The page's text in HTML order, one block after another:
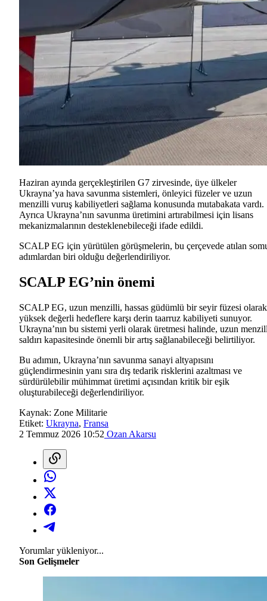
Haziran ayında gerçekleştirilen G7 zirvesinde, üye ülkeler
Ukrayna’ya hava savunma sistemleri, önleyici füzeler ve uzun
menzilli vuruş kabiliyetleri sağlama konusunda mutabakata vardı.
Ayrıca Ukrayna’nın savunma üretimini artırabilmesi için lisans
mekanizmalarının desteklenebileceği ifade edildi.
SCALP EG için yürütülen görüşmelerin, bu çerçevede atılan
adımlardan biri olduğu değerlendiriliyor.
SCALP EG’nin önemi
SCALP EG, uzun menzilli, hassas güdümlü bir seyir füzesi olarak
yüksek değerli hedeflere karşı derin taarruz kabiliyeti sunuyor.
Ukrayna’nın bu sistemi yerli olarak üretmesi halinde, uzun
saldırı kapasitesinde önemli bir artış sağlanabileceği belirtiliyor.
Bu adımın, Ukrayna’nın savunma sanayi altyapısını
güçlendirmesinin yanı sıra dış tedarik risklerini azaltması ve
sürdürülebilir mühimmat üretimi açısından kritik bir eşik
oluşturabileceği değerlendiriliyor.
Kaynak: Zone Militarie
Etiket: Ukrayna, Fransa
2 Temmuz 2026 10:52 Ozan Akarsu
Yorumlar yükleniyor...
Son Gelişmeler